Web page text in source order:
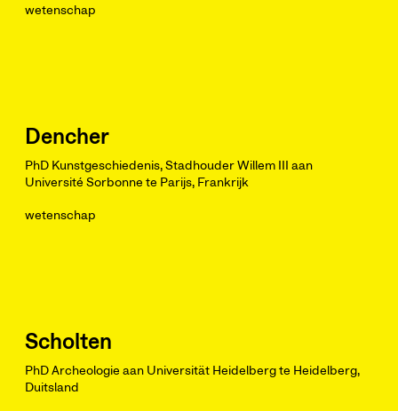
wetenschap
Dencher
PhD Kunstgeschiedenis, Stadhouder Willem III aan
Université Sorbonne te Parijs, Frankrijk
wetenschap
Scholten
PhD Archeologie aan Universität Heidelberg te Heidelberg,
Duitsland